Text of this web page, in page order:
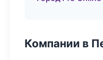
Компании в